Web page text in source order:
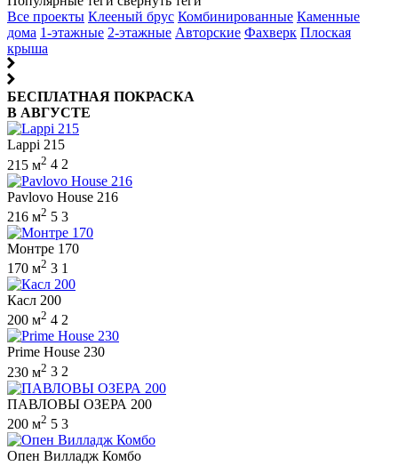
Все проекты Клееный брус Комбинированные Каменные
дома 1-этажные 2-этажные Авторские Фахверк Плоская
крыша
БЕСПЛАТНАЯ ПОКРАСКА
В АВГУСТЕ
Lappi 215
215 м2 4 2
Pavlovo House 216
216 м2 5 3
Монтре 170
170 м2 3 1
Касл 200
200 м2 4 2
Prime House 230
230 м2 3 2
ПАВЛОВЫ ОЗЕРА 200
200 м2 5 3
Опен Вилладж Комбо